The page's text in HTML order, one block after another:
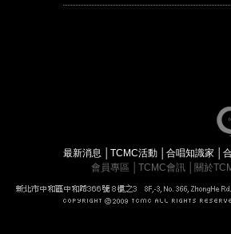
最新消息 │TCMC活動 │合唱知識家 │
會員專區
TCMC會訊 關於